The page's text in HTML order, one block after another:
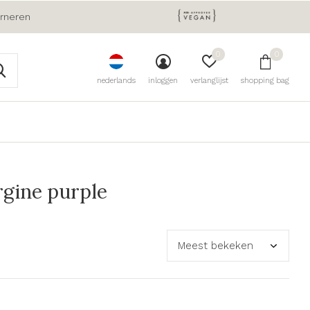
nederlands inloggen verlanglijst
0
shopping bag
0
purple